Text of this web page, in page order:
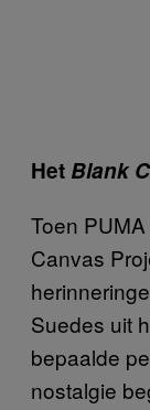
Het Blank
Toen
Canvas
Suedes uit
bepaalde
nostalgie